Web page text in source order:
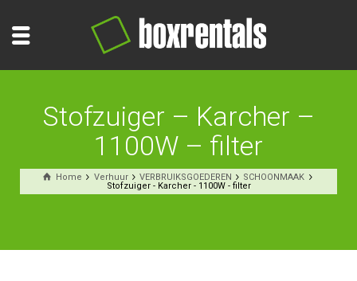
Stofzuiger – Karcher –
1100W – filter
Home Verhuur VERBRUIKSGOEDEREN
SCHOONMAAK
Stofzuiger - Karcher - 1100W - filter